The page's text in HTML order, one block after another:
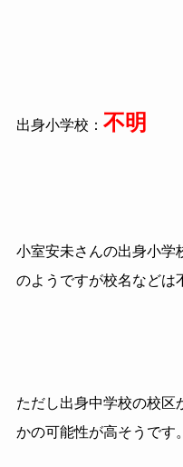
出身小学校： 不明
小室安未さんの出身小学
のようですが校名などは
ただし出身中学校の校区
かの可能性が高そうです。